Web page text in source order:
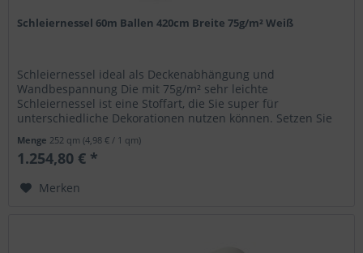
Schleiernessel 60m Ballen 420cm Breite 75g/m² Weiß
Schleiernessel ideal als Deckenabhängung und
Wandbespannung Die mit 75g/m² sehr leichte
Schleiernessel ist eine Stoffart, die Sie super für
unterschiedliche Dekorationen nutzen können. Setzen Sie
Menge 252 qm(4,98 € / 1 qm)
1.254,80 € *
Merken